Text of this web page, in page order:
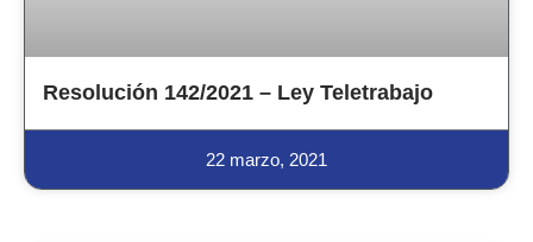
Resolución 142/2021 – Ley Teletrabajo
22 marzo, 2021